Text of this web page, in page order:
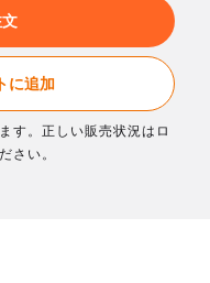
に追加
す。正しい販売状況はロ
さい。